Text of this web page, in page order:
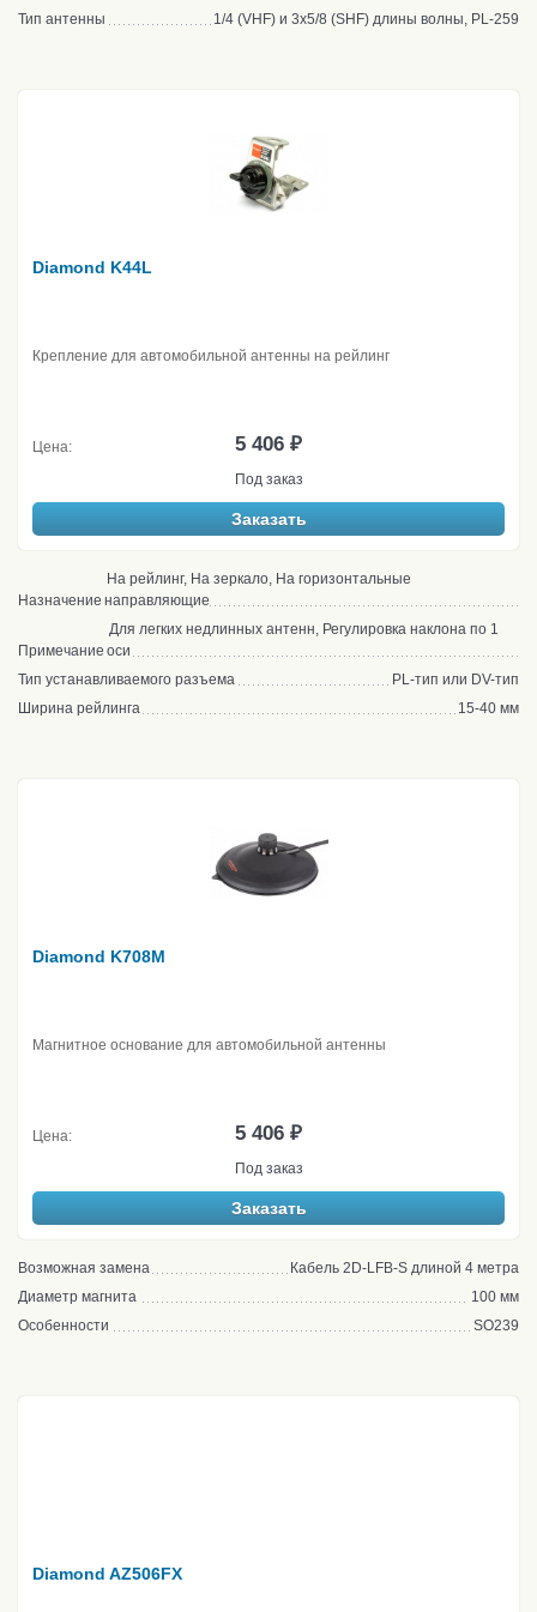
Тип антенны
1/4 (VHF) и 3х5/8 (SHF) длины волны, PL-259
Diamond K44L
Крепление для автомобильной антенны на рейлинг
Цена: 5 406 ₽
Под заказ
Заказать
Назначение
На рейлинг, На зеркало, На горизонтальные
направляющие
Примечание
Для легких недлинных антенн, Регулировка наклона по 1
оси
Тип устанавливаемого разъема
PL-тип или DV-тип
Ширина рейлинга
15-40 мм
Diamond K708M
Магнитное основание для автомобильной антенны
Цена: 5 406 ₽
Под заказ
Заказать
Возможная замена
Кабель 2D-LFB-S длиной 4 метра
Диаметр магнита
100 мм
Особенности
SO239
Diamond AZ506FX